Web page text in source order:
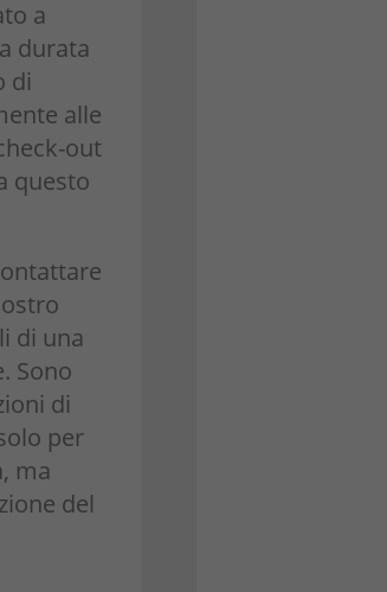
a
durata
di
alle
out
questo
di una
Sono
di
per
ma
del